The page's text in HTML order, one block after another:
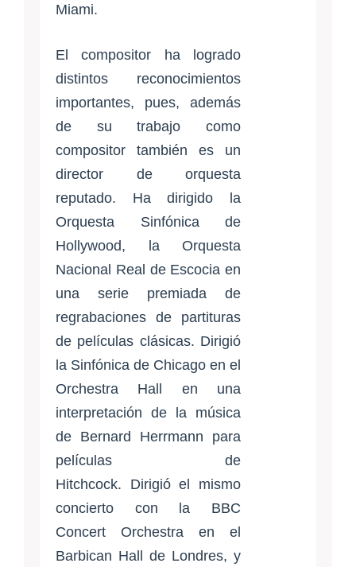
Miami.
El compositor ha logrado
distintos reconocimientos
importantes, pues, además
de su trabajo como
compositor también es un
director de orquesta
reputado. Ha dirigido la
Orquesta Sinfónica de
Hollywood, la Orquesta
Nacional Real de Escocia en
una serie premiada de
regrabaciones de partituras
de películas clásicas. Dirigió
la Sinfónica de Chicago en el
Orchestra Hall en una
interpretación de la música
de Bernard Herrmann para
películas de
Hitchcock. Dirigió el mismo
concierto con la BBC
Concert Orchestra en el
Barbican Hall de Londres, y